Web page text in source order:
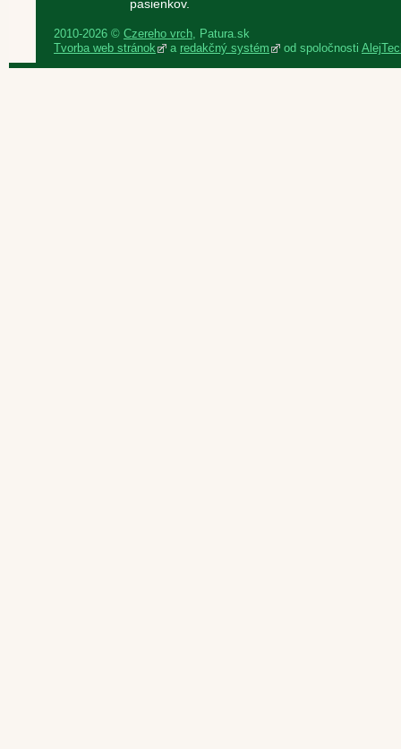
pasienkov.
2010-2026 © Czereho vrch, Patura.sk
Tvorba web stránok
a redakčný systém od spoločnosti